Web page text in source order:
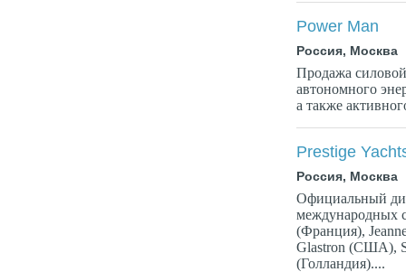
Power Man
Россия, Москва
Продажа
автономного
а также
Prestige
Россия, Москва
Официальный
международных
(Франция),
Glastron (США),
(Голландия)....